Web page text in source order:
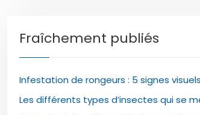
Fraîchement publiés
Infestation de rongeurs : 5 signes
Les différents types d’insectes qui se